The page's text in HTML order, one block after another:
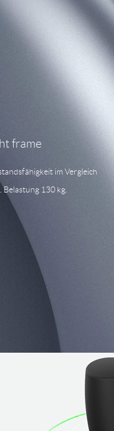
frame
im Vergleich
Belastung 130 kg.